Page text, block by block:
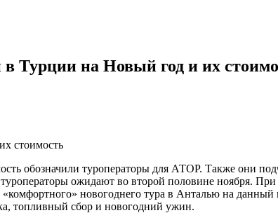
Турции на Новый год и их
стоимость
обозначили туроператоры для АТОР. Также они
ожидают во второй половине ноября.
новогоднего тура в Анталью на
топливный сбор и новогодний ужин.